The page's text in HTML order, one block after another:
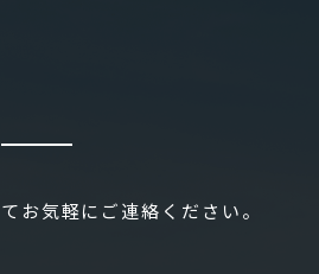
お気軽にご連絡ください。